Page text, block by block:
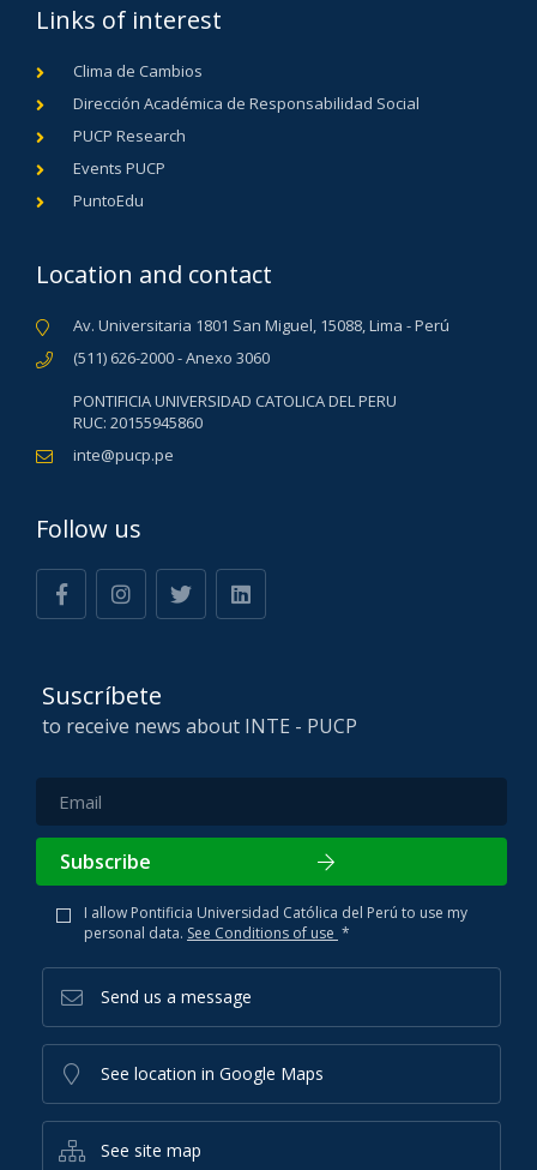
Links of interest
Clima de Cambios
Dirección Académica de Responsabilidad Social
PUCP Research
Events PUCP
PuntoEdu
Location and contact
Av. Universitaria 1801 San Miguel, 15088, Lima - Perú
(511) 626-2000 - Anexo 3060
PONTIFICIA UNIVERSIDAD CATOLICA DEL PERU
RUC: 20155945860
inte@pucp.pe
Follow us
Suscríbete
to receive news about INTE - PUCP
Subscribe
I allow Pontificia Universidad Católica del Perú to use my
personal data. See Conditions of use *
Send us a message
See location in Google Maps
See site map